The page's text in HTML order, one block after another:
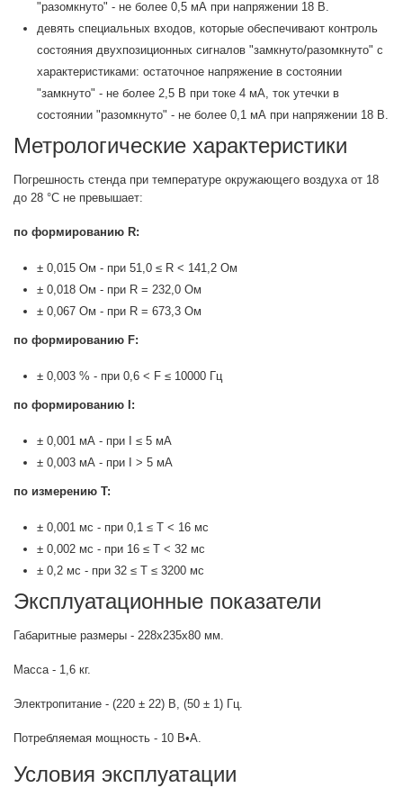
"разомкнуто" - не более 0,5 мА при напряжении 18 В.
девять специальных входов, которые обеспечивают контроль
состояния двухпозиционных сигналов "замкнуто/разомкнуто" с
характеристиками: остаточное напряжение в состоянии
"замкнуто" - не более 2,5 В при токе 4 мА, ток утечки в
состоянии "разомкнуто" - не более 0,1 мА при напряжении 18 В.
Метрологические характеристики
Погрешность стенда при температуре окружающего воздуха от 18
до 28 °С не превышает:
по формированию R:
± 0,015 Ом - при 51,0 ≤ R < 141,2 Ом
± 0,018 Ом - при R = 232,0 Ом
± 0,067 Ом - при R = 673,3 Ом
по формированию F:
± 0,003 % - при 0,6 < F ≤ 10000 Гц
по формированию I:
± 0,001 мА - при I ≤ 5 мА
± 0,003 мА - при I > 5 мА
по измерению T:
± 0,001 мс - при 0,1 ≤ Т < 16 мс
± 0,002 мс - при 16 ≤ Т < 32 мс
± 0,2 мс - при 32 ≤ Т ≤ 3200 мс
Эксплуатационные показатели
Габаритные размеры - 228х235х80 мм.
Масса - 1,6 кг.
Электропитание - (220 ± 22) В, (50 ± 1) Гц.
Потребляемая мощность - 10 В•А.
Условия эксплуатации